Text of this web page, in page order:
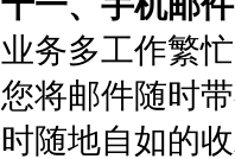
业务多工作繁
您将邮件随时
时随地自如的